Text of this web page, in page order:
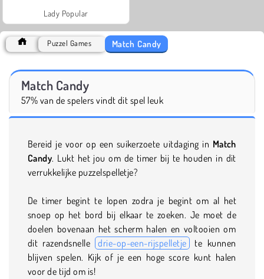
Lady Popular
Puzzel Games Match Candy
Match Candy
57% van de spelers vindt dit spel leuk
Bereid je voor op een suikerzoete uitdaging in Match
Candy. Lukt het jou om de timer bij te houden in dit
verrukkelijke puzzelspelletje?
De timer begint te lopen zodra je begint om al het
snoep op het bord bij elkaar te zoeken. Je moet de
doelen bovenaan het scherm halen en voltooien om
dit razendsnelle drie-op-een-rijspelletje te kunnen
blijven spelen. Kijk of je een hoge score kunt halen
voor de tijd om is!